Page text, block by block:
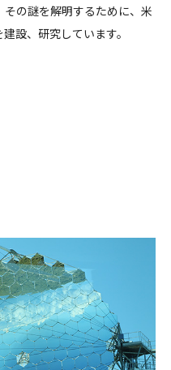
の謎を解明するために、米
設、研究しています。